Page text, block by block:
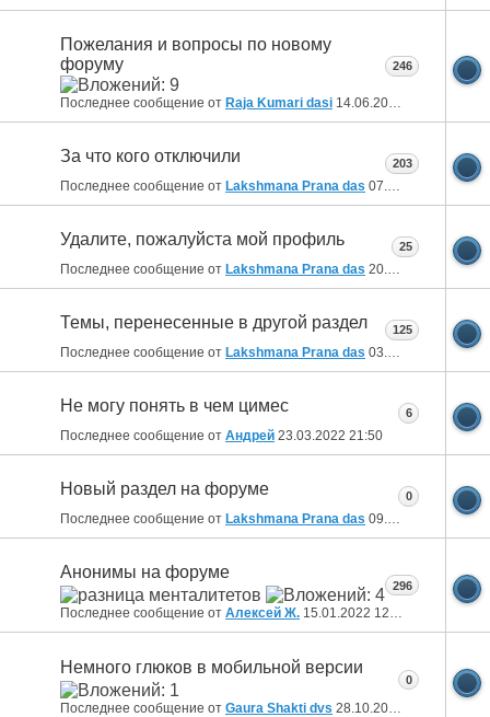
Пожелания и вопросы по новому
форуму
Последнее сообщение от Raja Kumari dasi 14.06.2024
246
За что кого отключили
Последнее сообщение от Lakshmana Prana das 07.02.2024 23:11
203
Удалите, пожалуйста мой профиль
Последнее сообщение от Lakshmana Prana das 20.01.2024 10:32
25
Темы, перенесенные в другой раздел
Последнее сообщение от Lakshmana Prana das 03.08.2023 14:19
125
Не могу понять в чем цимес
Последнее сообщение от Aндрей 23.03.2022 21:50
6
Новый раздел на форуме
Последнее сообщение от Lakshmana Prana das 09.03.2022 09:04
0
Анонимы на форуме
Последнее сообщение от Алексей Ж. 15.01.2022 12:48
296
Немного глюков в мобильной версии
Последнее сообщение от Gaura Shakti dvs 28.10.2020
0